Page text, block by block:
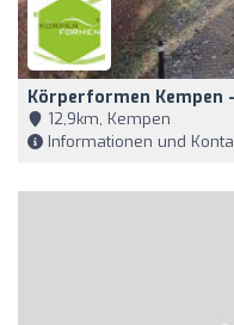
Körperformen Kempen
12,9km, Kempen
Informationen und